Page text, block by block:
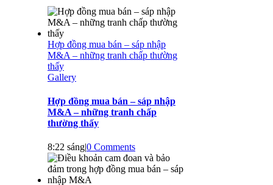
Hợp đồng mua bán – sáp nhập
M&A – những tranh chấp thường
thấy
Gallery
Hợp đồng mua bán – sáp nhập
M&A – những tranh chấp
thường thấy
8:22 sáng|0 Comments